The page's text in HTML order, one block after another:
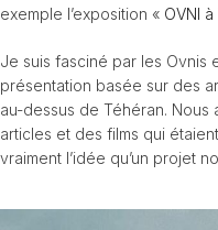
exemple l’exposition « OVNI
Je suis fasciné par les Ovnis
présentation basée sur des
au-dessus de Téhéran.
articles et des films qui
vraiment l’idée qu’un projet